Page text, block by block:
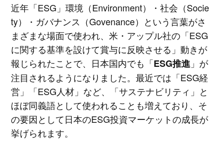
近年「ESG」環境（Environment）・社会（Socie
ty）・ガバナンス（Govenance）という言葉がさ
まざまな場面で使われ、米・アップル社の「ESG
に関する基準を設けて賞与に反映させる」動きが
報じられたことで、日本国内でも「ESG推進」が
注目されるようになりました。最近では「ESG経
営」「ESG人材」など、「サステナビリティ」と
ほぼ同義語として使われることも増えており、そ
の要因として日本のESG投資マーケットの成長が
挙げられます。